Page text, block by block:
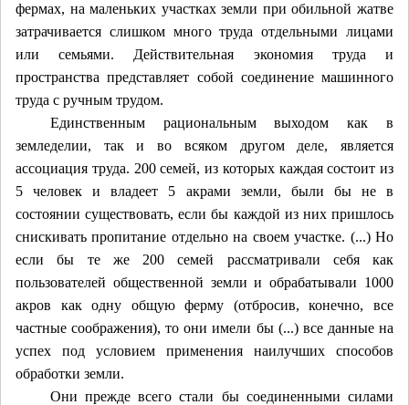
фермах, на маленьких участках земли при обильной жатве
затрачивается слишком много труда отдельными лицами
или семьями. Действительная экономия труда и
пространства представляет собой соединение машинного
труда с ручным трудом.
Единственным рациональным выходом как в
земледелии, так и во всяком другом деле, является
ассоциация труда. 200 семей, из которых каждая состоит из
5 человек и владеет 5 акрами земли, были бы не в
состоянии существовать, если бы каждой из них пришлось
снискивать пропитание отдельно на своем участке. (...) Но
если бы те же 200 семей рассматривали себя как
пользователей общественной земли и обрабатывали 1000
акров как одну общую ферму (отбросив, конечно, все
частные соображения), то они имели бы (...) все данные на
успех под условием применения наилучших способов
обработки земли.
Они прежде всего стали бы соединенными силами